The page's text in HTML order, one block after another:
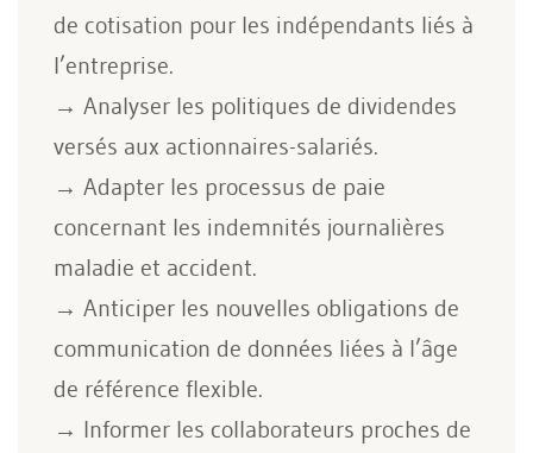
de cotisation pour les indépendants liés à
l’entreprise.
→ Analyser les politiques de dividendes
versés aux actionnaires-salariés.
→ Adapter les processus de paie
concernant les indemnités journalières
maladie et accident.
→ Anticiper les nouvelles obligations de
communication de données liées à l’âge
de référence flexible.
→ Informer les collaborateurs proches de